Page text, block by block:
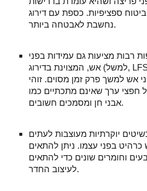
ביטוח ספציפיות. כספת עם דירוג VdS של Class 1 ומעלה
נחשבת לאבטחה ביותר.
רבות מציעות גם עמידות בפני
אש, המצוינת בדירוג (למשל, LFS 30P), מה שאומר שהן
אש למשך פרק זמן מסוים. זוהי
חפצי ערך שאינם מתכתיים כמו
אבני חן ומסמכים חשובים.
יוקרתיות מעוצבות לעתים
בפני עצמו. ניתן להתאים
וחומרים שונים כדי להתאים
לעיצוב החדר.